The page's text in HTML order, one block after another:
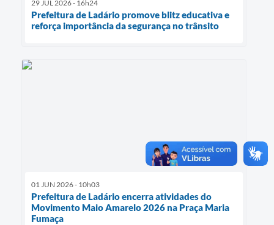
29 JUL 2026 - 16h24
Prefeitura de Ladário promove blitz educativa e
reforça importância da segurança no trânsito
01 JUN 2026 - 10h03
Prefeitura de Ladário encerra atividades do
Movimento Maio Amarelo 2026 na Praça Maria
Fumaça